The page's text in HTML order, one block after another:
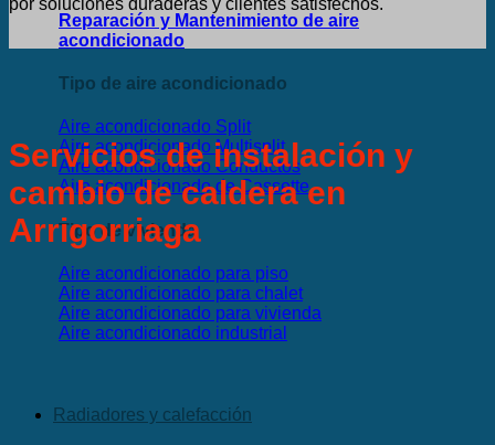
Reparación y Mantenimiento de aire
acondicionado
Tipo de aire acondicionado
Aire acondicionado Split
Aire acondicionado Multisplit
Aire acondicionado Conductos
Aire acondicionado de Cassette
Tipo de vivienda
Aire acondicionado para piso
Aire acondicionado para chalet
Aire acondicionado para vivienda
Aire acondicionado industrial
Radiadores y calefacción
por soluciones duraderas y clientes satisfechos.
Servicios de instalación y
cambio de caldera en
Arrigorriaga